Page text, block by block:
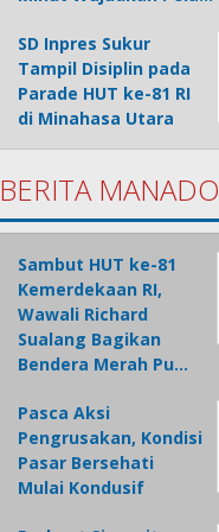
SD Inpres Sukur
Tampil Disiplin pada
Parade HUT ke-81 RI
di Minahasa Utara
BERITA MANADO
Sambut HUT ke-81
Kemerdekaan RI,
Wawali Richard
Sualang Bagikan
Bendera Merah Pu…
Pasca Aksi
Pengrusakan, Kondisi
Pasar Bersehati
Mulai Kondusif